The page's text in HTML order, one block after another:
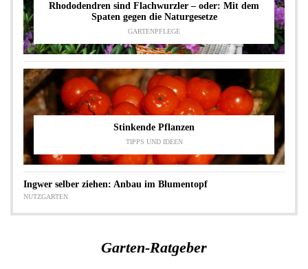
Rhododendren sind Flachwurzler – oder: Mit dem
Spaten gegen die Naturgesetze
GARTENPFLEGE
Stinkende Pflanzen
TIPPS UND IDEEN
Ingwer selber ziehen: Anbau im Blumentopf
NUTZGARTEN
Garten-Ratgeber